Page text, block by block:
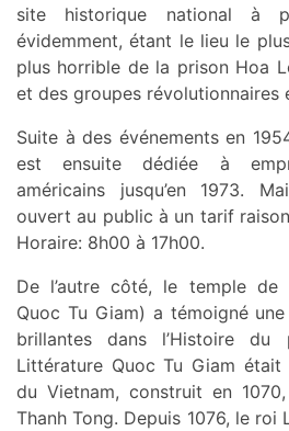
site historique national à
évidemment, étant le lieu le
plus horrible de la prison Hoa
et des groupes révolutionnaires
Suite à des événements en
est ensuite dédiée à
américains jusqu’en 1973.
ouvert au public à un tarif
Horaire: 8h00 à 17h00.
De l’autre côté, le temple de
Quoc Tu Giam) a témoigné
brillantes dans l’Histoire
Littérature Quoc Tu Giam
du Vietnam, construit en
Thanh Tong. Depuis 1076, le roi